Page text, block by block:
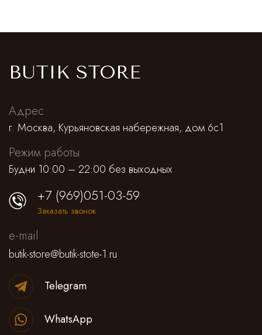
BUTIK STORE
Адрес
г. Москва, Курьяновская набережная, дом 6с1
Режим работы
Будни 10:00 – 22:00 без выходных
+7 (969)051-03-59
Заказать звонок
e-mail
butik-store@butik-stote-1.ru
Telegram
WhatsApp